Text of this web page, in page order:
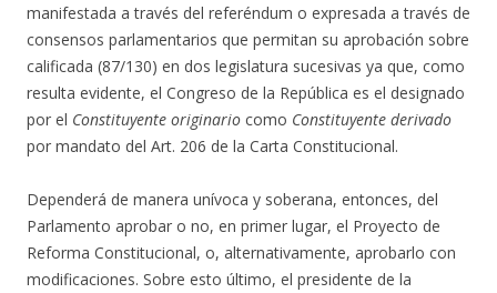
manifestada a través del referéndum o expresada a través de
consensos parlamentarios que permitan su aprobación sobre
calificada (87/130) en dos legislatura sucesivas ya que, como
resulta evidente, el Congreso de la República es el designado
por el Constituyente originario como Constituyente derivado
por mandato del Art. 206 de la Carta Constitucional.
Dependerá de manera unívoca y soberana, entonces, del
Parlamento aprobar o no, en primer lugar, el Proyecto de
Reforma Constitucional, o, alternativamente, aprobarlo con
modificaciones. Sobre esto último, el presidente de la